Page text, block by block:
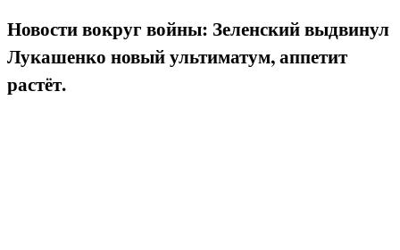
Новости вокруг войны: Зеленский выдвинул
Лукашенко новый ультиматум, аппетит
растёт.